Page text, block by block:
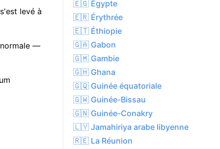
levé à
normale —
🇪🇬 Égypte
🇪🇷 Érythrée
🇪🇹 Éthiopie
🇬🇦 Gabon
🇬🇲 Gambie
🇬🇭 Ghana
🇬🇶 Guinée équatoriale
🇬🇼 Guinée-Bissau
🇬🇳 Guinée-Conakry
🇱🇾 Jamahiriya arabe libyenne
🇷🇪 La Réunion